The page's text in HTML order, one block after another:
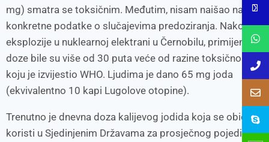
mg) smatra se toksičnim. Međutim, nisam naišao na
konkretne podatke o slučajevima predoziranja. Nakon
eksplozije u nuklearnoj elektrani u Černobilu, primijenjene
doze bile su više od 30 puta veće od razine toksičnosti
koju je izvijestio WHO. Ljudima je dano 65 mg joda
(ekvivalentno 10 kapi Lugolove otopine).
Trenutno je dnevna doza kalijevog jodida koja se obično
koristi u Sjedinjenim Državama za prosječnog pojedinca